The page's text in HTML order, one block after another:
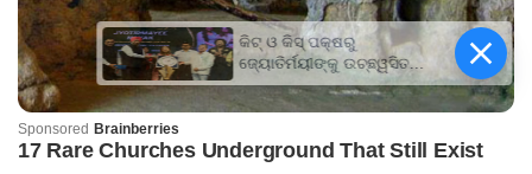
କିଟ୍‍ ଓ କିସ୍‍ ପକ୍ଷରୁ
ଜ୍ୟୋତିର୍ମୟୀଙ୍କୁ ଉଚ୍ଛ୍ୱସିତ
ସମ୍ବର୍ଦ୍ଧନା; ୫ଲକ୍ଷ ଟଙ୍କାର
ପ୍ରୋତ୍ସାହନ ରାଶି ପ୍ରଦାନ